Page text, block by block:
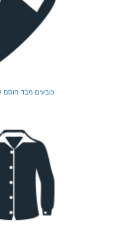
כובעים מבד חוסם קרינת רדיו